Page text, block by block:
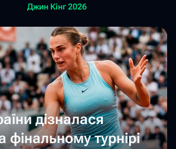
Джин Кінг 2026
дізналася
фінальному турнірі